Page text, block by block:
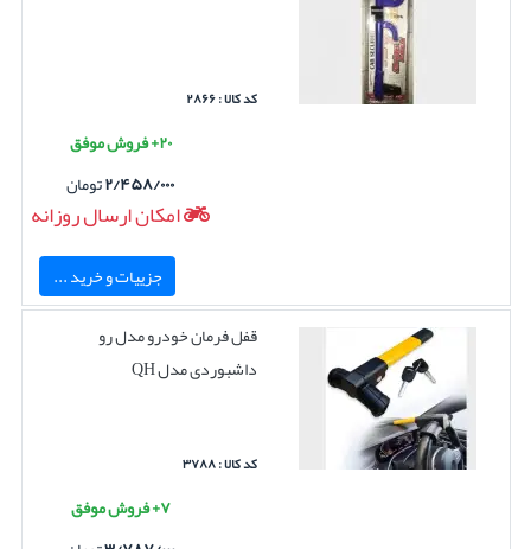
کد کالا : ۲۸۶۶
۲۰+ فروش موفق
۲/۴۵۸/۰۰۰تومان
امکان ارسال روزانه
جزییات و خرید ...
قفل فرمان خودرو مدل رو
داشبوردی مدل QH
کد کالا : ۳۷۸۸
۷+ فروش موفق